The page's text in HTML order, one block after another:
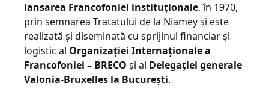
lansarea Francofoniei instituționale, în 1970,
prin semnarea Tratatului de la Niamey şi este
realizată şi diseminată cu sprijinul financiar şi
logistic al Organizaţiei Internaţionale a
Francofoniei – BRECO şi al Delegaţiei generale
Valonia-Bruxelles la Bucureşti.